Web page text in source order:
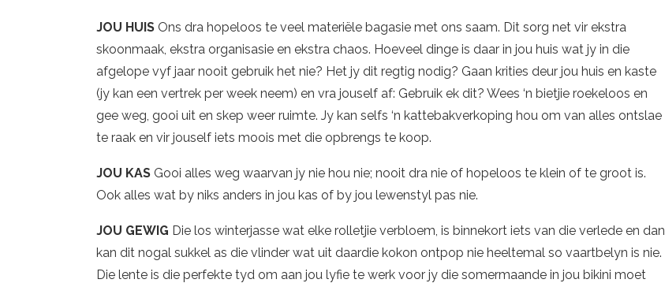
JOU HUIS Ons dra hopeloos te veel materiële bagasie met ons saam. Dit sorg net vir ekstra
skoonmaak, ekstra organisasie en ekstra chaos. Hoeveel dinge is daar in jou huis wat jy in die
afgelope vyf jaar nooit gebruik het nie? Het jy dit regtig nodig? Gaan krities deur jou huis en kaste
(jy kan een vertrek per week neem) en vra jouself af: Gebruik ek dit? Wees ‘n bietjie roekeloos en
gee weg, gooi uit en skep weer ruimte. Jy kan selfs ‘n kattebakverkoping hou om van alles ontslae
te raak en vir jouself iets moois met die opbrengs te koop.
JOU KAS Gooi alles weg waarvan jy nie hou nie; nooit dra nie of hopeloos te klein of te groot is.
Ook alles wat by niks anders in jou kas of by jou lewenstyl pas nie.
JOU GEWIG Die los winterjasse wat elke rolletjie verbloem, is binnekort iets van die verlede en dan
kan dit nogal sukkel as die vlinder wat uit daardie kokon ontpop nie heeltemal so vaartbelyn is nie.
Die lente is die perfekte tyd om aan jou lyfie te werk voor jy die somermaande in jou bikini moet